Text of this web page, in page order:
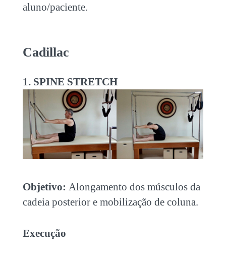
aluno/paciente.
Cadillac
1. SPINE STRETCH
Objetivo: Alongamento dos músculos da
cadeia posterior e mobilização de coluna.
Execução